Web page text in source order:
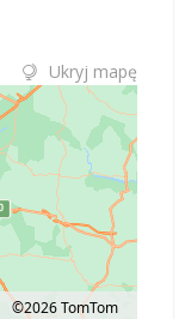
Ukryj mapę
©2026 TomTom